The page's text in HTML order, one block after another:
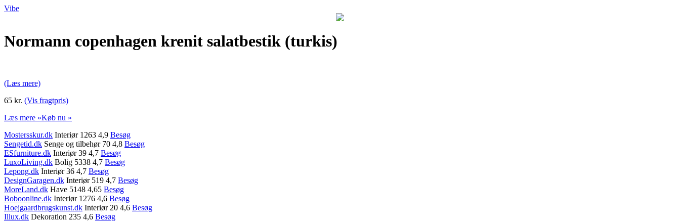
Vibe
Normann copenhagen krenit salatbestik (turkis)
(Læs mere)
65 kr. (Vis fragtpris)
Læs mere »Køb nu »
Mostersskur.dk Interiør 1263 4,9 Besøg
Sengetid.dk Senge og tilbehør 70 4,8 Besøg
ESfurniture.dk Interiør 39 4,7 Besøg
LuxoLiving.dk Bolig 5338 4,7 Besøg
Lepong.dk Interiør 36 4,7 Besøg
DesignGaragen.dk Interiør 519 4,7 Besøg
MoreLand.dk Have 5148 4,65 Besøg
Boboonline.dk Interiør 1276 4,6 Besøg
Hoejgaardbrugskunst.dk Interiør 20 4,6 Besøg
Illux.dk Dekoration 235 4,6 Besøg